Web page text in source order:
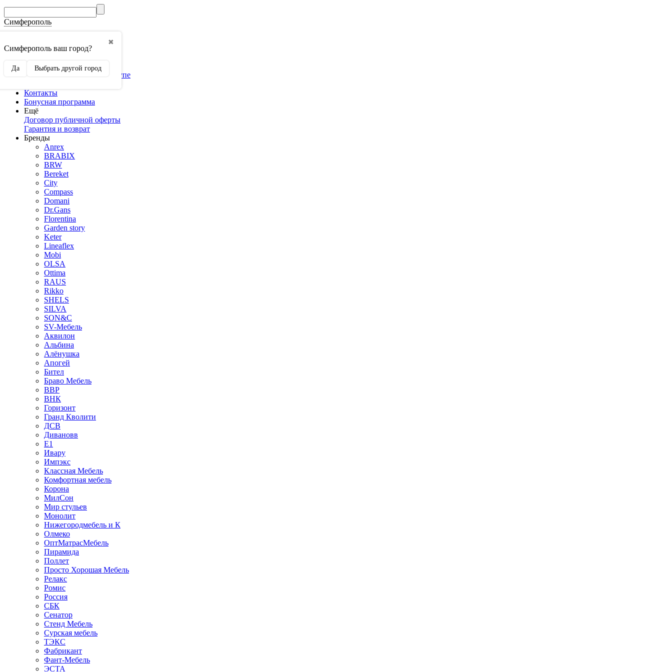
Симферополь
✖
Симферополь ваш город?
Да Выбрать другой город
Мебель оптом
Конструктор кухни
Конструктор шкафа-купе
Контакты
Бонусная программа
Ещё
Договор публичной оферты
Гарантия и возврат
Бренды
Anrex
BRABIX
BRW
Bereket
City
Compass
Domani
Dr.Gans
Florentina
Garden story
Keter
Lineaflex
Mobi
OLSA
Ottima
RAUS
Rikko
SHELS
SILVA
SON&C
SV-Мебель
Аквилон
Альбина
Алёнушка
Апогей
Бител
Браво Мебель
ВВР
ВНК
Горизонт
Гранд Кволити
ДСВ
Дивановв
Е1
Ивару
Импэкс
Классная Мебель
Комфортная мебель
Корона
МилСон
Мир стульев
Монолит
Нижегородмебель и К
Олмеко
ОптМатрасМебель
Пирамида
Поллет
Просто Хорошая Мебель
Релакс
Ромис
Россия
СБК
Сенатор
Стенд Мебель
Сурская мебель
ТЭКС
Фабрикант
Фант-Мебель
ЭСТА